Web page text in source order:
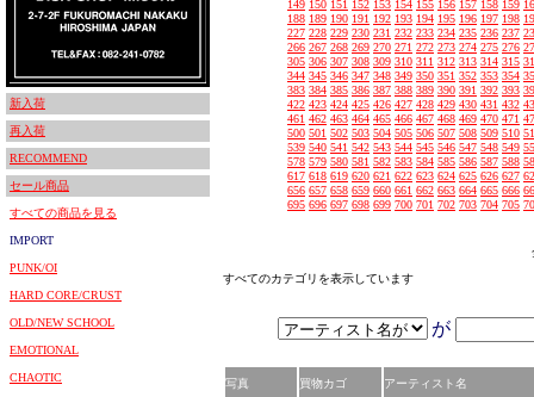
新入荷
再入荷
RECOMMEND
セール商品
すべての商品を見る
IMPORT
PUNK/OI
HARD CORE/CRUST
OLD/NEW SCHOOL
EMOTIONAL
CHAOTIC
149 150 151 152 153 154 155 156 157 158 159
188 189 190 191 192 193 194 195 196 197 198
227 228 229 230 231 232 233 234 235 236 237
266 267 268 269 270 271 272 273 274 275 276
305 306 307 308 309 310 311 312 313 314 315
344 345 346 347 348 349 350 351 352 353 354
383 384 385 386 387 388 389 390 391 392 393
422 423 424 425 426 427 428 429 430 431 432
461 462 463 464 465 466 467 468 469 470 471
500 501 502 503 504 505 506 507 508 509 510
539 540 541 542 543 544 545 546 547 548 549
578 579 580 581 582 583 584 585 586 587 588
617 618 619 620 621 622 623 624 625 626 627
656 657 658 659 660 661 662 663 664 665 666
695 696 697 698 699 700 701 702 703 704 705
すべてのカテゴリを表示しています
が
写真 買物カゴ アーティスト名